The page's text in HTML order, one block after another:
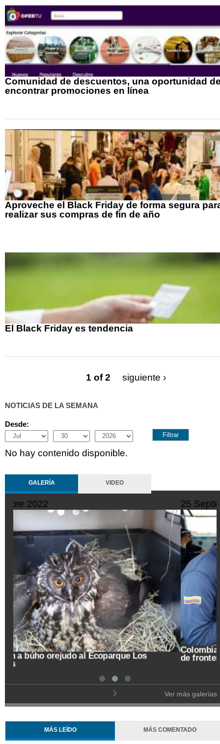
Comunidad de descuentos, una oportunidad
encontrar promociones en línea
Aproveche el Black Friday de forma segura
realizar sus compras de fin de año
El Black Friday es tendencia
1 of 2 siguiente ›
NOTICIAS DE LA SEMANA
Desde:
Month
Day Year
No hay contenido disponible.
GALERÍA VIDEO
25 Septiembre 2022
Colombia vislumbra con esperanza reapertura total
de frontera con Venezuela
Ver más galerías
MÁS LEÍDO MÁS COMENTADO